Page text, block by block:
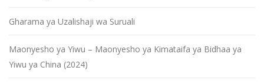
Gharama ya Uzalishaji wa Suruali
Maonyesho ya Yiwu – Maonyesho ya Kimataifa ya Bidhaa ya
Yiwu ya China (2024)